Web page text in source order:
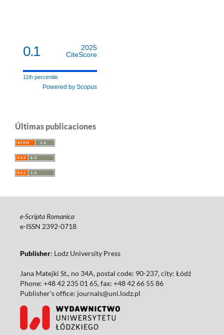
0.1
2025
CiteScore
11th percentile
Powered by Scopus
Últimas publicaciones
e-Scripta Romanica
e-ISSN 2392-0718
Publisher: Lodz University Press
Jana Matejki St., no 34A, postal code: 90-237, city: Łódź
Phone: +48 42 235 01 65, fax: +48 42 66 55 86
Publisher's office: journals@uni.lodz.pl